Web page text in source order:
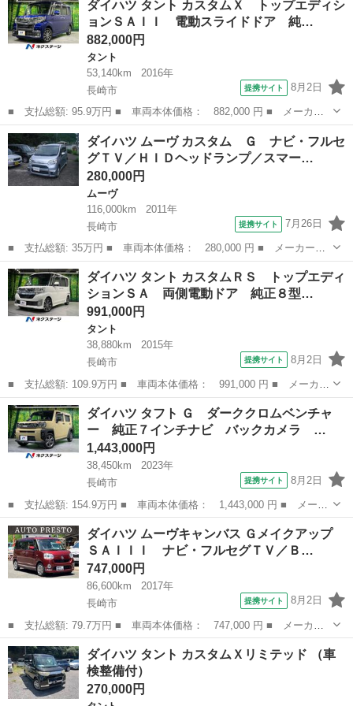
名： Ｇメイクアップ ＳＡＩＩＩ 両側電動ドア 純正ナビ バッ
クカメラ 衝...
ダイハツ タント カスタムＸ トップエディシ
ョンＳＡＩＩ 電動スライドドア 純…
882,000円
タント
53,140km
2016年
長崎市
提携サイト 8月2日
■ 支払総額: 95.9万円 ■ 車両本体価格： 882,000 円 ■ メーカー
名： ダイハツ ■ 車種名： タント ■ グレード名： カスタム
Ｘ トップエディションＳＡＩＩ 電動スライドドア 純正７インチ
ナビ 後席モニ...
長崎 長崎市 タント
ダイハツ ムーヴ カスタム Ｇ ナビ・フルセ
グＴＶ／ＨＩＤヘッドランプ／スマー…
280,000円
ムーヴ
116,000km
2011年
長崎市
提携サイト 7月26日
■ 支払総額: 35万円 ■ 車両本体価格： 280,000 円 ■ メーカー
名： ダイハツ ■ 車種名： ムーヴ ■ グレード名： カスタム
Ｇ ナビ・フルセグＴＶ／ＨＩＤヘッドランプ／スマートキー／ＤＶ
Ｄ再生／アルミホ...
長崎 長崎市 ムーヴ
ダイハツ タント カスタムＲＳ トップエディ
ションＳＡ 両側電動ドア 純正８型…
991,000円
タント
38,880km
2015年
長崎市
提携サイト 8月2日
■ 支払総額: 109.9万円 ■ 車両本体価格： 991,000 円 ■ メーカー
名： ダイハツ ■ 車種名： タント ■ グレード名： カスタムＲ
Ｓ トップエディションＳＡ 両側電動ドア 純正８型ＳＤナビ バ
ックカメラ...
長崎 長崎市 タント
ダイハツ タフト Ｇ ダーククロムベンチャ
ー 純正７インチナビ バックカメラ …
1,443,000円
38,450km
2023年
長崎市
提携サイト 8月2日
■ 支払総額: 154.9万円 ■ 車両本体価格： 1,443,000 円 ■ メーカ
ー名： ダイハツ ■ 車種名： タフト ■ グレード名： Ｇ ダー
ククロムベンチャー 純正７インチナビ バックカメラ 衝突被害軽
減システ...
長崎 長崎市 ダイハツ
ダイハツ ムーヴキャンバス Ｇメイクアップ
ＳＡＩＩＩ ナビ・フルセグＴＶ／Ｂ…
747,000円
86,600km
2017年
長崎市
提携サイト 8月2日
■ 支払総額: 79.7万円 ■ 車両本体価格： 747,000 円 ■ メーカー
名： ダイハツ ■ 車種名： ムーヴキャンバス ■ グレード名：
Ｇメイクアップ ＳＡＩＩＩ ナビ・フルセグＴＶ／Ｂｌｕｅｔｏｏ
ｔｈ接続／バ...
長崎 長崎市 ダイハツ
ダイハツ タント カスタムＸリミテッド （車
検整備付）
270,000円